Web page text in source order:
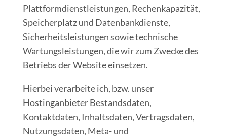
Plattformdienstleistungen, Rechenkapazität,
Speicherplatz und Datenbankdienste,
Sicherheitsleistungen sowie technische
Wartungsleistungen, die wir zum Zwecke des
Betriebs der Website einsetzen.
Hierbei verarbeite ich, bzw. unser
Hostinganbieter Bestandsdaten,
Kontaktdaten, Inhaltsdaten, Vertragsdaten,
Nutzungsdaten, Meta- und